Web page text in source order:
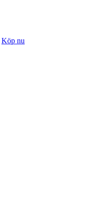
Köp nu